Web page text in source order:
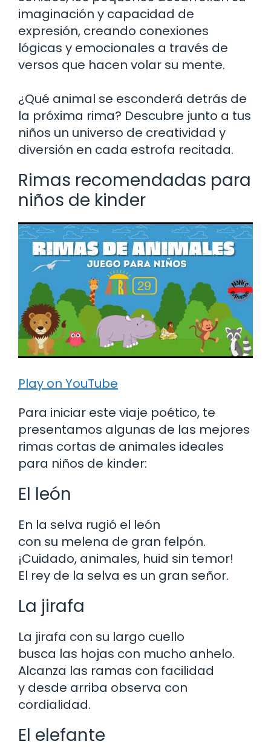
imaginación y capacidad de
expresión, creando conexiones
lógicas y emocionales a través de
versos que hacen volar su mente.
¿Qué animal se esconderá detrás de
la próxima rima? Descubre junto a tus
niños un universo de creatividad y
diversión en cada estrofa recitada.
Rimas recomendadas para
niños de kinder
Play on YouTube
Para iniciar este viaje poético, te
presentamos algunas de las mejores
rimas cortas de animales ideales
para niños de kinder:
El león
En la selva rugió el león
con su melena de gran felpón.
¡Cuidado, animales, huid sin temor!
El rey de la selva es un gran señor.
La jirafa
La jirafa con su largo cuello
busca las hojas con mucho anhelo.
Alcanza las ramas con facilidad
y desde arriba observa con
cordialidad.
El elefante